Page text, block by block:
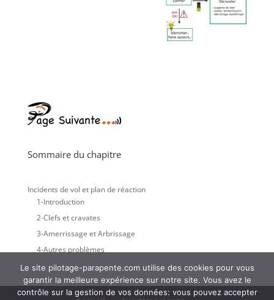
Sommaire du chapitre
Incidents de vol et plan de réaction
1-Introduction
2-Clefs et cravates
3-Amerrissage et Arbrissage
4-Autres problèmes
Le site pilotage-parapente.com utilise des cookies pour vous
garantir la meilleure expérience sur notre site. Vous avez le
contrôle sur la gestion de vos données: vous pouvez accepter